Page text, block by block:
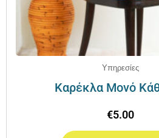
Υπηρεσίες
Καρέκλα Μονό
€5.00